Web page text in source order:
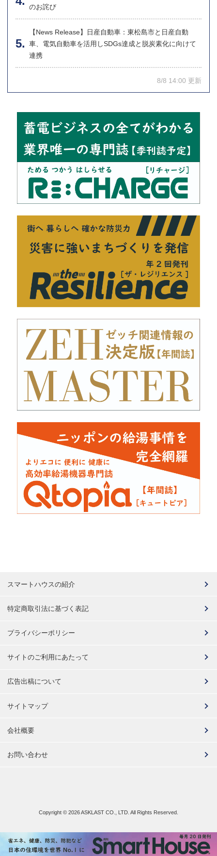
のお詫び
【News Release】日産自動車：東松島市と日産自動
車、電気自動車を活用しSDGs達成と脱炭素化に向けて
連携
8/8 14:00 更新
スマートハウスの紹介
特定商取引法に基づく表記
プライバシーポリシー
サイトのご利用にあたって
広告出稿について
サイトマップ
会社概要
お問い合わせ
Copyright © 2026 ASKLAST CO., LTD. All Rights Reserved.